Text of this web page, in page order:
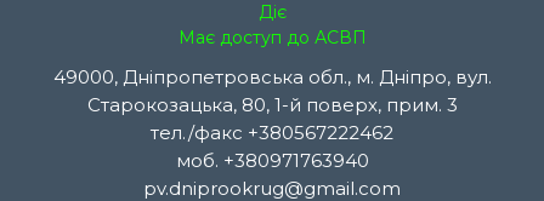
Діє
Має доступ до АСВП
49000, Дніпропетровська обл., м. Дніпро, вул.
Старокозацька, 80, 1-й поверх, прим. 3
тел./факс +380567222462
моб. +380971763940
pv.dniprookrug@gmail.com